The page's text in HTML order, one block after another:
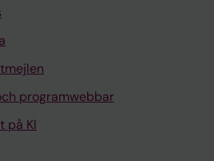
programwebbar
på KI